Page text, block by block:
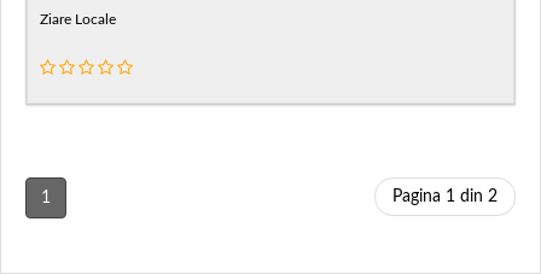
Ziare Locale
1 Pagina 1 din 2